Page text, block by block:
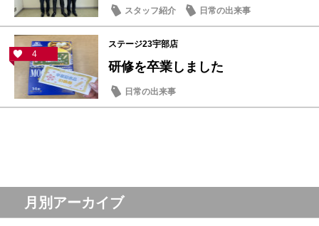
スタッフ紹介 日常の出来事
4
ステージ23宇部店
研修を卒業しました
日常の出来事
月別アーカイブ